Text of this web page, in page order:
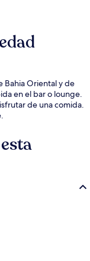
Bahia Oriental y de
en el bar o lounge.
de una comida.